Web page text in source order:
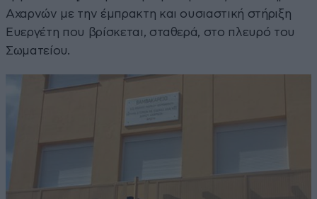
Αχαρνών με την έμπρακτη και ουσιαστική στήριξη
Ευεργέτη που βρίσκεται, σταθερά, στο πλευρό του
Σωματείου.